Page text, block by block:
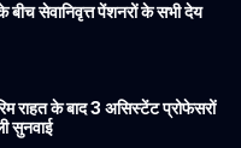
सेवानिवृत्त पेंशनरों के सभी देय
राहत के बाद 3 असिस्टेंट प्रोफेसरों
सुनवाई